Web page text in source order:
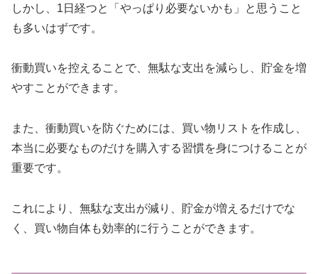
しかし、1日経つと「やっぱり必要ないかも」と思うこと
も多いはずです。
衝動買いを控えることで、無駄な支出を減らし、貯金を増
やすことができます。
また、衝動買いを防ぐためには、買い物リストを作成し、
本当に必要なものだけを購入する習慣を身につけることが
重要です。
これにより、無駄な支出が減り、貯金が増えるだけでな
く、買い物自体も効率的に行うことができます。